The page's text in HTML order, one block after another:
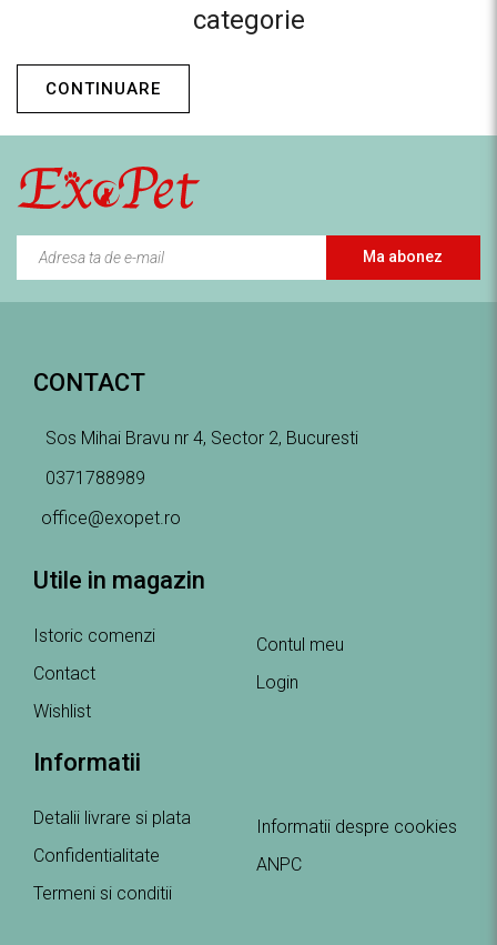
categorie
CONTINUARE
Ma abonez
CONTACT
Sos Mihai Bravu nr 4, Sector 2, Bucuresti
0371788989
office@exopet.ro
Utile in magazin
Istoric comenzi
Contact
Wishlist
Contul meu
Login
Informatii
Detalii livrare si plata
Confidentialitate
Termeni si conditii
Informatii despre cookies
ANPC